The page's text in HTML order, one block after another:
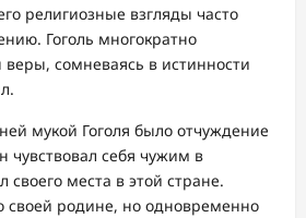
религиозные взгляды часто
Гоголь многократно
сомневаясь в истинности
мукой Гоголя было отчуждение
чувствовал себя чужим в
своего места в этой стране.
своей родине, но одновременно